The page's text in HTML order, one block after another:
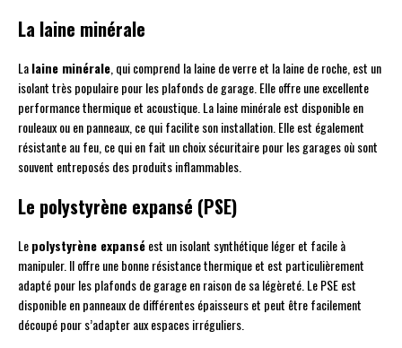
La laine minérale
Lalaine minérale , qui comprend la laine de verre et la laine de roche, est un
isolant très populaire pour les plafonds de garage. Elle offre une excellente
performance thermique et acoustique. La laine minérale est disponible en
rouleaux ou en panneaux, ce qui facilite son installation. Elle est également
résistante au feu, ce qui en fait un choix sécuritaire pour les garages où sont
souvent entreposés des produits inflammables.
Le polystyrène expansé (PSE)
Lepolystyrène expanséest un isolant synthétique léger et facile à
manipuler. Il offre une bonne résistance thermique et est particulièrement
adapté pour les plafonds de garage en raison de sa légèreté. Le PSE est
disponible en panneaux de différentes épaisseurs et peut être facilement
découpé pour s’adapter aux espaces irréguliers.